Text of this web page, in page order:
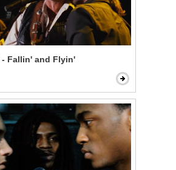
- Fallin' and Flyin'